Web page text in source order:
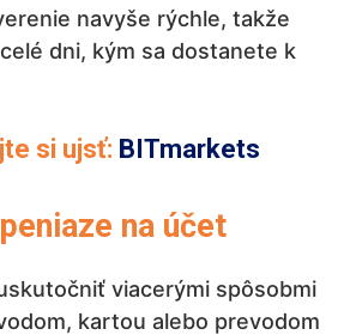
navyše rýchle, takže
dni, kým sa dostanete k
si ujsť: BITmarkets
na účet
viacerými spôsobmi
kartou alebo prevodom